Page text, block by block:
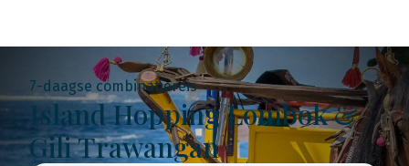
7-daagse combinatiereis
Island Hopping Lombok &
Gili Trawangan